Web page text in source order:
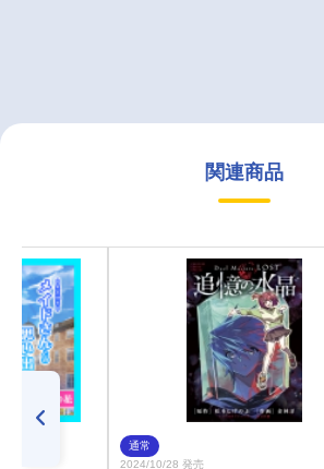
関連商品
通常
2024/10/28 発売